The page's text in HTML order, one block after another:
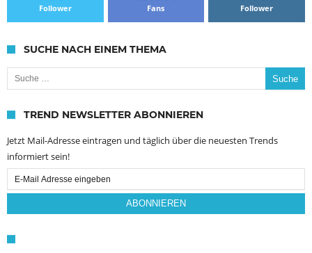
Follower Fans Follower
SUCHE NACH EINEM THEMA
Suche nach:
TREND NEWSLETTER ABONNIEREN
Jetzt Mail-Adresse eintragen und täglich über die neuesten Trends
informiert sein!
Email
Subscription
ABONNIEREN